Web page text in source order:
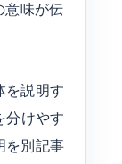
意味が伝
を説明す
分けやす
を別記事